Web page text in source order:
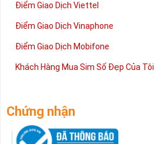
Điểm Giao Dịch Viettel
Điểm Giao Dịch Vinaphone
Điểm Giao Dịch Mobifone
Khách Hàng Mua Sim Số Đẹp Của Tôi
Chứng nhận